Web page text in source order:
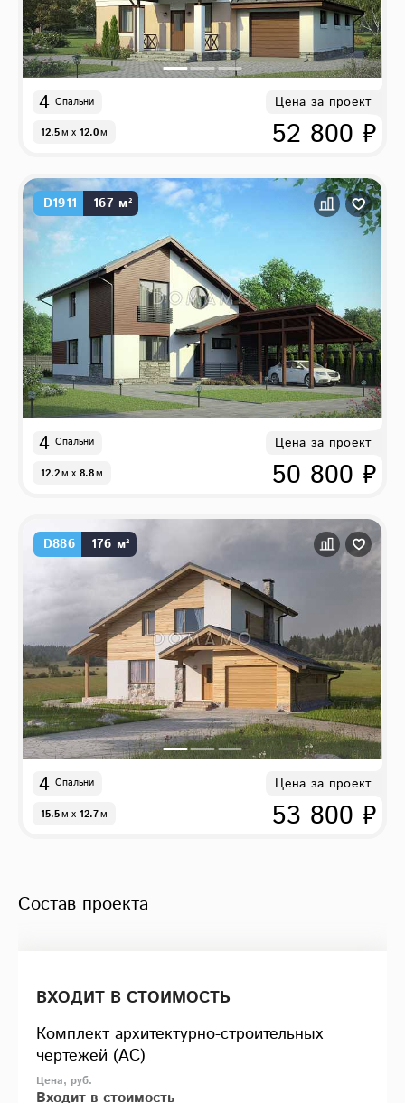
4 Спальни
12.5м x 12.0м
Цена за проект
52 800 ₽
D1911 167 м²
4 Спальни
12.2м x 8.8м
Цена за проект
50 800 ₽
D886 176 м²
4 Спальни
15.5м x 12.7м
Цена за проект
53 800 ₽
Состав проекта
ВХОДИТ В СТОИМОСТЬ
Комплект архитектурно-строительных
чертежей (АС)
Входит в стоимость